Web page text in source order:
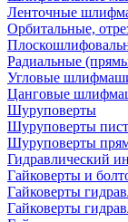
Ленточные
Орбитальные,
Радиальные
Угловые
Цанговые
Шуруповерты
Шуруповерты
Шуруповерты
Гидравлический
Гайковерты и
Гайковерты
Гайковерты